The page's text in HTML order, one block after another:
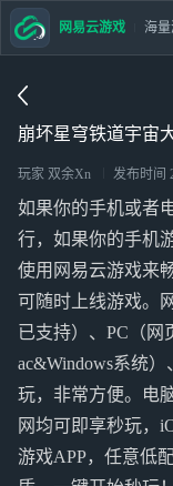
崩坏星穹铁道宇宙
玩家 双余Xn 发布时间
如果你的手机或者
行，如果你的手机
使用网易云游戏来
可随时上线游戏。
已支持）、PC（
ac&Windows系统
玩，非常方便。电
网均可即享秒玩，
游戏APP，任意低
网易云游戏 海